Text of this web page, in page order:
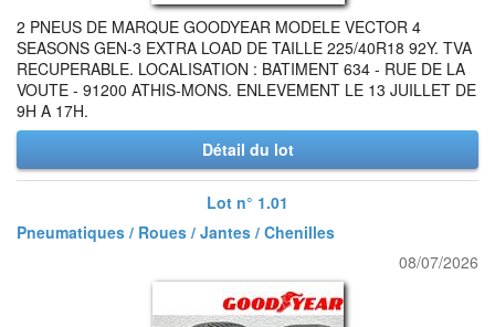
2 PNEUS DE MARQUE GOODYEAR MODELE VECTOR 4
SEASONS GEN-3 EXTRA LOAD DE TAILLE 225/40R18 92Y. TVA
RECUPERABLE. LOCALISATION : BATIMENT 634 - RUE DE LA
VOUTE - 91200 ATHIS-MONS. ENLEVEMENT LE 13 JUILLET DE
9H A 17H.
Détail du lot
Lot n° 1.01
Pneumatiques / Roues / Jantes / Chenilles
08/07/2026